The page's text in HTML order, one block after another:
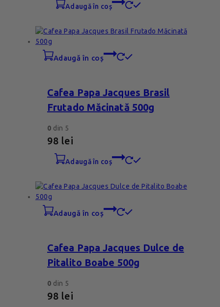
adaugă în coș
adaugă în coș
Cafea Papa Jacques Brasil
Frutado Măcinată 500g
0 din 5
98 lei
adaugă în coș
adaugă în coș
Cafea Papa Jacques Dulce de
Pitalito Boabe 500g
0 din 5
98 lei